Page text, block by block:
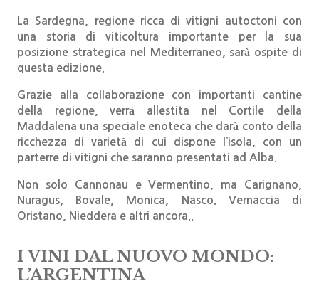
La Sardegna, regione ricca di vitigni autoctoni con
una storia di viticoltura importante per la sua
posizione strategica nel Mediterraneo, sarà ospite di
questa edizione.
Grazie alla collaborazione con importanti cantine
della regione, verrà allestita nel Cortile della
Maddalena una speciale enoteca che darà conto della
ricchezza di varietà di cui dispone l’isola, con un
parterre di vitigni che saranno presentati ad Alba.
Non solo Cannonau e Vermentino, ma Carignano,
Nuragus, Bovale, Monica, Nasco. Vernaccia di
Oristano, Nieddera e altri ancora..
I VINI DAL NUOVO MONDO:
L’ARGENTINA